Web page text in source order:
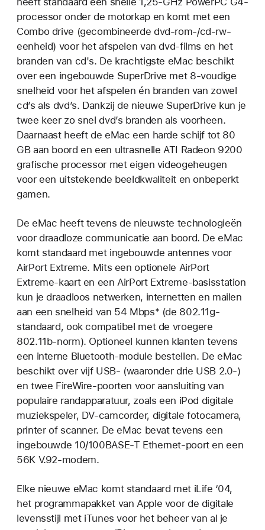
processor onder de motorkap en komt met een
Combo drive (gecombineerde dvd-rom-/cd-rw-
eenheid) voor het afspelen van dvd-films en het
branden van cd's. De krachtigste eMac beschikt
over een ingebouwde SuperDrive met 8-voudige
snelheid voor het afspelen én branden van zowel
cd’s als dvd’s. Dankzij de nieuwe SuperDrive kun je
twee keer zo snel dvd’s branden als voorheen.
Daarnaast heeft de eMac een harde schijf tot 80
GB aan boord en een ultrasnelle ATI Radeon 9200
grafische processor met eigen videogeheugen
voor een uitstekende beeldkwaliteit en onbeperkt
gamen.
De eMac heeft tevens de nieuwste technologieën
voor draadloze communicatie aan boord. De eMac
komt standaard met ingebouwde antennes voor
AirPort Extreme. Mits een optionele AirPort
Extreme-kaart en een AirPort Extreme-basisstation
kun je draadloos netwerken, internetten en mailen
aan een snelheid van 54 Mbps* (de 802.11g-
standaard, ook compatibel met de vroegere
802.11b-norm). Optioneel kunnen klanten tevens
een interne Bluetooth-module bestellen. De eMac
beschikt over vijf USB- (waaronder drie USB 2.0-)
en twee FireWire-poorten voor aansluiting van
populaire randapparatuur, zoals een iPod digitale
muziekspeler, DV-camcorder, digitale fotocamera,
printer of scanner. De eMac bevat tevens een
ingebouwde 10/100BASE-T Ethernet-poort en een
56K V.92-modem.
Elke nieuwe eMac komt standaard met iLife ‘04,
het programmapakket van Apple voor de digitale
levensstijl met iTunes voor het beheer van al je